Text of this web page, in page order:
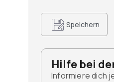
Speichern
Hilfe bei
Informiere dich